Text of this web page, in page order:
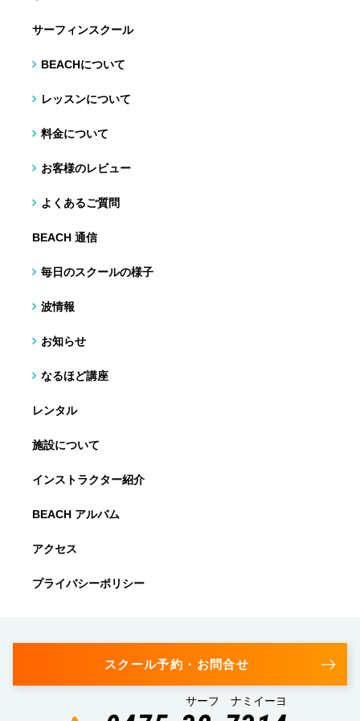
サーフィンスクール
BEACHについて
レッスンについて
料金について
お客様のレビュー
よくあるご質問
BEACH 通信
毎日のスクールの様子
波情報
お知らせ
なるほど講座
レンタル
施設について
インストラクター紹介
BEACH アルバム
アクセス
プライバシーポリシー
スクール予約・お問合せ
サーフ ナミイーヨ